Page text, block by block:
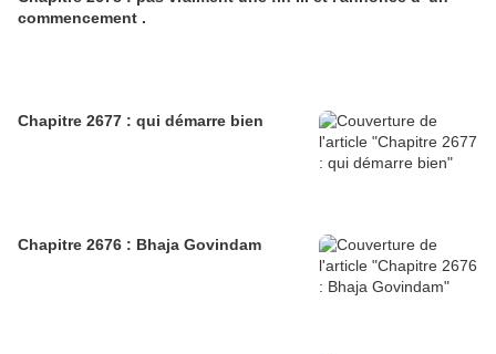
commencement .
Chapitre 2677 : qui démarre bien
Chapitre 2676 : Bhaja Govindam